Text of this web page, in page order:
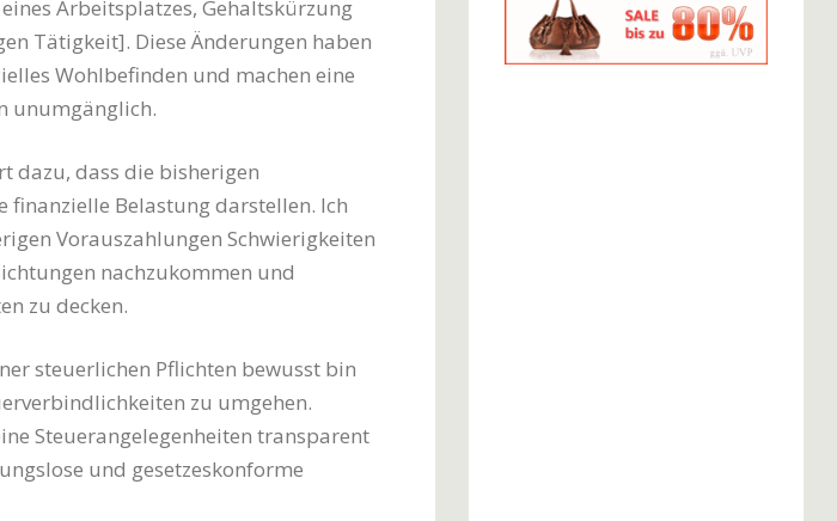
Arbeitsplatzes, Gehaltskürzung
Tätigkeit]. Diese Änderungen haben
Wohlbefinden und machen eine
unumgänglich.
dazu, dass die bisherigen
finanzielle Belastung darstellen. Ich
Vorauszahlungen Schwierigkeiten
nachzukommen und
zu decken.
steuerlichen Pflichten bewusst bin
zu umgehen.
Steuerangelegenheiten transparent
und gesetzeskonforme